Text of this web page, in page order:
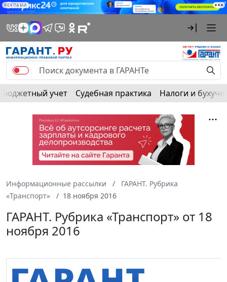
РЕКЛАМА
Бюджетный учет Судебная практика Налоги и
Информационные рассылки
ГАРАНТ. Рубрика
«Транспорт»
18 ноября 2016
ГАРАНТ. Рубрика «Транспорт» от 18
ноября 2016